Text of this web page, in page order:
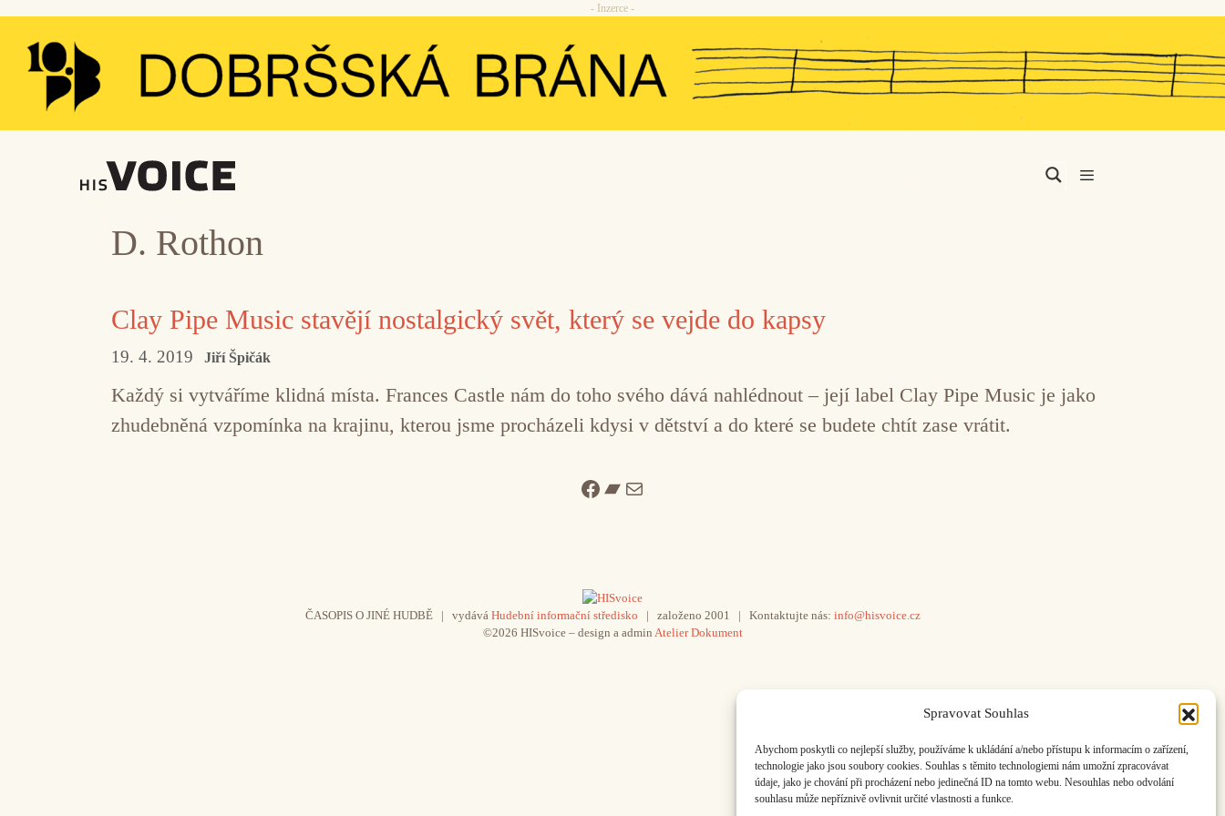
Spravovat Souhlas
Abychom poskytli co nejlepší služby, používáme k ukládání a/nebo přístupu k informacím o zařízení,
technologie jako jsou soubory cookies. Souhlas s těmito technologiemi nám umožní zpracovávat
údaje, jako je chování při procházení nebo jedinečná ID na tomto webu. Nesouhlas nebo odvolání
souhlasu může nepříznivě ovlivnit určité vlastnosti a funkce.
Přeskočit
obsah
- Inzerce -
D. Rothon
Clay Pipe Music stavějí nostalgický svět, který se vejde do kapsy
19. 4. 2019 Jiří Špičák
Každý si vytváříme klidná místa. Frances Castle nám do toho svého dává nahlédnout – její label Clay Pipe Music je jako
zhudebněná vzpomínka na krajinu, kterou jsme procházeli kdysi v dětství a do které se budete chtít zase vrátit.
Facebook
Bandcamp
Mail
ČASOPIS O JINÉ HUDBĚ | vydává Hudební informační středisko | založeno 2001 | Kontaktujte nás: info@hisvoice.cz
©2026 HISvoice – design a admin Atelier Dokument